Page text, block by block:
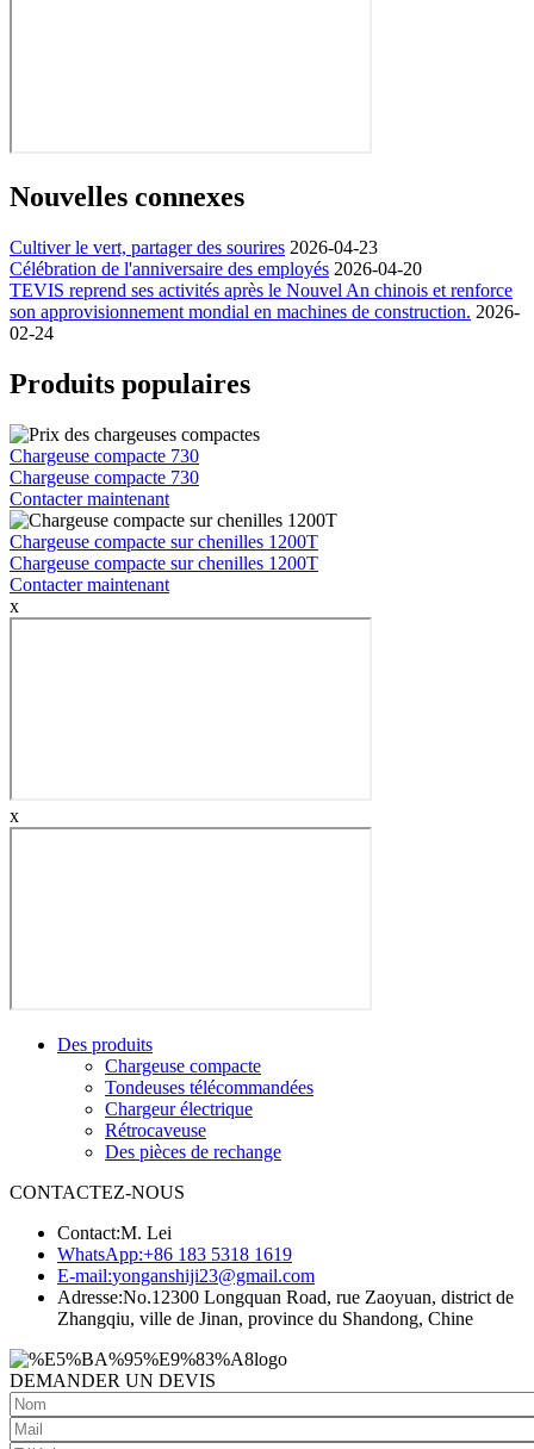
Nouvelles connexes
Cultiver le vert, partager des sourires 2026-04-23
Célébration de l'anniversaire des employés 2026-04-20
TEVIS reprend ses activités après le Nouvel An chinois et renforce
son approvisionnement mondial en machines de construction. 2026-
02-24
Produits populaires
Chargeuse compacte 730
Chargeuse compacte 730
Contacter maintenant
Chargeuse compacte sur chenilles 1200T
Chargeuse compacte sur chenilles 1200T
Contacter maintenant
x
x
Des produits
Chargeuse compacte
Tondeuses télécommandées
Chargeur électrique
Rétrocaveuse
Des pièces de rechange
CONTACTEZ-NOUS
Contact:M. Lei
WhatsApp:+86 183 5318 1619
E-mail:yonganshiji23@gmail.com
Adresse:No.12300 Longquan Road, rue Zaoyuan, district de
Zhangqiu, ville de Jinan, province du Shandong, Chine
DEMANDER UN DEVIS